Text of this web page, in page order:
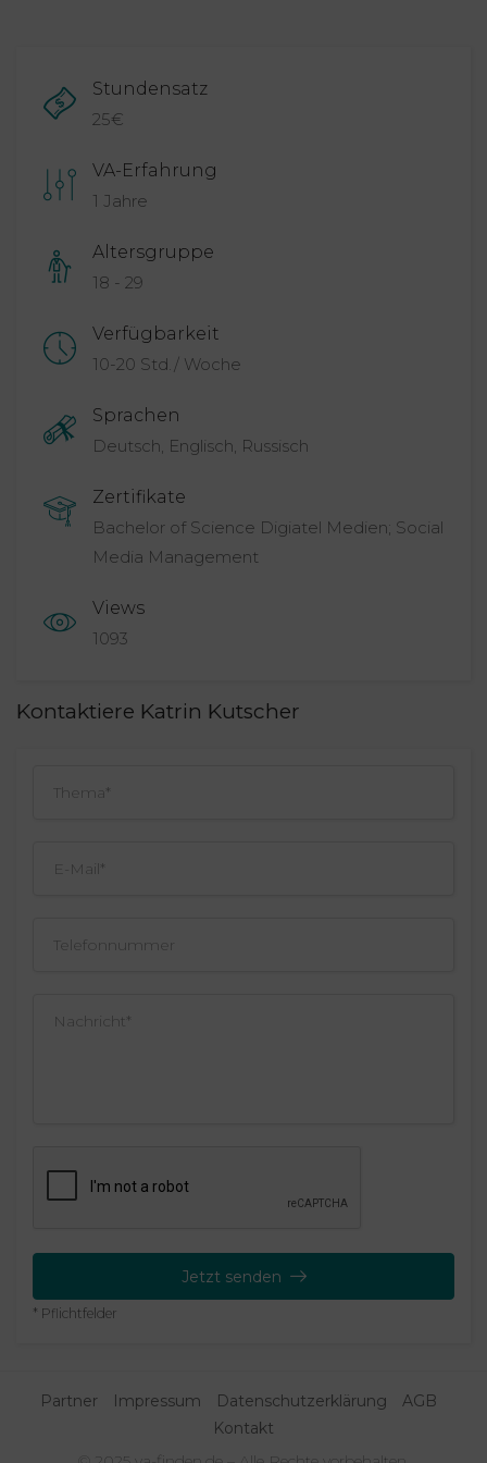
Stundensatz
25€
VA-Erfahrung
1 Jahre
Altersgruppe
18 - 29
Verfügbarkeit
10-20 Std./ Woche
Sprachen
Deutsch, Englisch, Russisch
Zertifikate
Bachelor of Science Digiatel Medien; Social
Media Management
Views
1093
Kontaktiere Katrin Kutscher
Jetzt senden
* Pflichtfelder
Partner Impressum Datenschutzerklärung
AGB
Kontakt